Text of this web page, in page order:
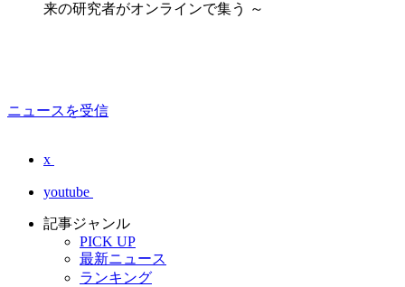
来の研究者がオンラインで集う ～
ニュースを受信
x
youtube
記事ジャンル
PICK UP
最新ニュース
ランキング